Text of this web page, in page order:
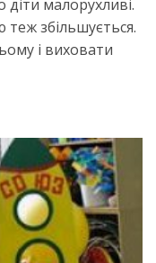
діти малорухливі.
теж збільшується.
і виховати